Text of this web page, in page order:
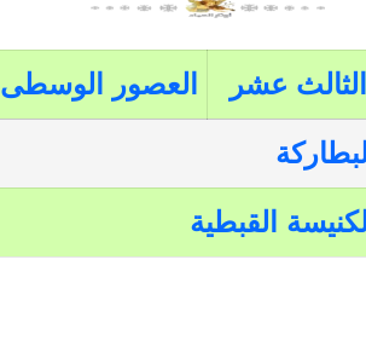
عشر العصور الوسطى
القبطية